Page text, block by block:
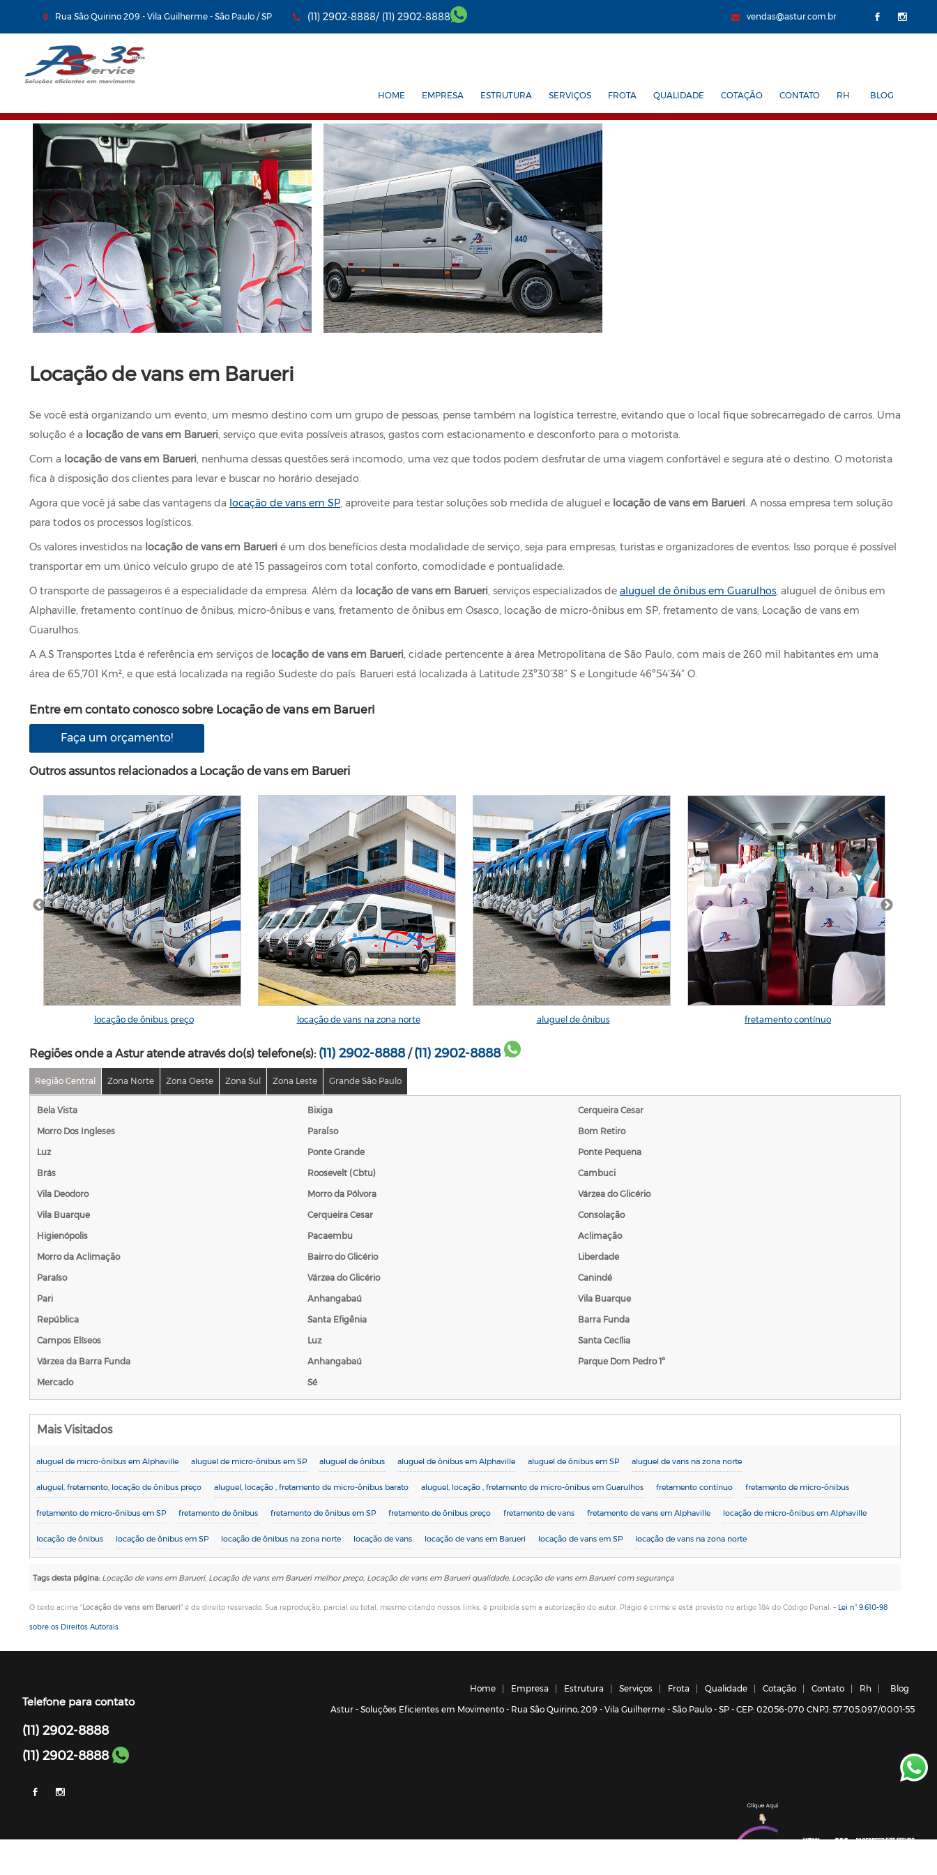
vendas@astur.com.br
Rua São Quirino 209 - Vila Guilherme - São Paulo / SP (11) 2902-8888/ (11) 2902-8888
HOME EMPRESA ESTRUTURA SERVIÇOS FROTA QUALIDADE COTAÇÃO CONTATO RH BLOG
Locação de vans em Barueri
Se você está organizando um evento, um mesmo destino com um grupo de pessoas, pense também na logística terrestre, evitando que o local fique sobrecarregado de carros. Uma
solução é a locação de vans em Barueri , serviço que evita possíveis atrasos, gastos com estacionamento e desconforto para o motorista.
Com a locação de vans em Barueri , nenhuma dessas questões será incomodo, uma vez que todos podem desfrutar de uma viagem confortável e segura até o destino. O motorista
fica à disposição dos clientes para levar e buscar no horário desejado.
Agora que você já sabe das vantagens da locação de vans em SP , aproveite para testar soluções sob medida de aluguel e locação de vans em Barueri . A nossa empresa tem solução
para todos os processos logísticos.
Os valores investidos na locação de vans em Barueri é um dos benefícios desta modalidade de serviço, seja para empresas, turistas e organizadores de eventos. Isso porque é possível
transportar em um único veículo grupo de até 15 passageiros com total conforto, comodidade e pontualidade.
O transporte de passageiros é a especialidade da empresa. Além da locação de vans em Barueri , serviços especializados de aluguel de ônibus em Guarulhos , aluguel de ônibus em
Alphaville, fretamento contínuo de ônibus, micro-ônibus e vans, fretamento de ônibus em Osasco, locação de micro-ônibus em SP, fretamento de vans, Locação de vans em
Guarulhos.
A A.S Transportes Ltda é referência em serviços de locação de vans em Barueri , cidade pertencente à área Metropolitana de São Paulo, com mais de 260 mil habitantes em uma
área de 65,701 Km², e que está localizada na região Sudeste do país. Barueri está localizada à Latitude 23º30’38” S e Longitude 46º54’34” O.
Entre em contato conosco sobre Locação de vans em Barueri
Faça um orçamento!
Outros assuntos relacionados a Locação de vans em Barueri
locação de ônibus preço locação de vans na zona norte aluguel de ônibus fretamento contínuo
Regiões onde a Astur atende através do(s) telefone(s): (11) 2902-8888/(11) 2902-8888
Região Central Zona Norte Zona Oeste Zona Sul Zona Leste Grande São Paulo
Bela Vista Bixiga
Cerqueira Cesar
Morro Dos Ingleses
ParaÍso
Bom Retiro
Luz
Ponte Grande
Ponte Pequena
Brás
Roosevelt (Cbtu)
Cambuci
Vila Deodoro
Morro da Pólvora
Várzea do Glicério
Vila Buarque
Cerqueira Cesar
Consolação
Higienópolis
Pacaembu
Aclimação
Morro da Aclimação
Bairro do Glicério
Liberdade
Paraíso
Várzea do Glicério
Canindé
Pari
Anhangabaú
Vila Buarque
República
Santa Efigênia
Barra Funda
Campos Elíseos
Luz
Santa Cecília
Várzea da Barra Funda
Anhangabaú
Parque Dom Pedro 1º
Mercado
Sé
Mais Visitados
aluguel de micro-ônibus em Alphaville aluguel de micro-ônibus em SP aluguel de ônibus aluguel de ônibus em Alphaville aluguel de ônibus em SP aluguel de vans na zona norte
aluguel, fretamento, locação de ônibus preço aluguel, locação , fretamento de micro-ônibus barato aluguel, locação , fretamento de micro-ônibus em Guarulhos fretamento contínuo fretamento de micro-ônibus
fretamento de micro-ônibus em SP fretamento de ônibus fretamento de ônibus em SP fretamento de ônibus preço fretamento de vans fretamento de vans em Alphaville locação de micro-ônibus em Alphaville
locação de ônibus locação de ônibus em SP locação de ônibus na zona norte locação de vans locação de vans em Barueri locação de vans em SP locação de vans na zona norte
Tags desta página: Locação de vans em Barueri, Locação de vans em Barueri melhor preço, Locação de vans em Barueri qualidade, Locação de vans em Barueri com segurança
O texto acima "Locação de vans em Barueri" é de direito reservado. Sua reprodução, parcial ou total, mesmo citando nossos links, é proibida sem a autorização do autor. Plágio é crime e está previsto no artigo 184 do Código Penal. – Lei n° 9.610-98
sobre os Direitos Autorais
Home Empresa Estrutura Serviços Frota Qualidade Cotação Contato Rh Blog
Telefone para contato
(11) 2902-8888
(11) 2902-8888
Astur - Soluções Eficientes em Movimento - Rua São Quirino, 209 - Vila Guilherme - São Paulo - SP - CEP: 02056-070 CNPJ: 57.705.097/0001-55